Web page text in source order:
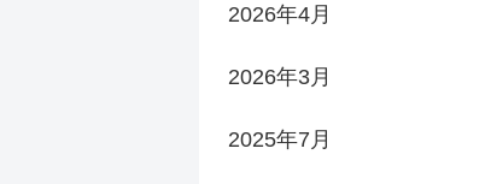
2026年4月
2026年3月
2025年7月